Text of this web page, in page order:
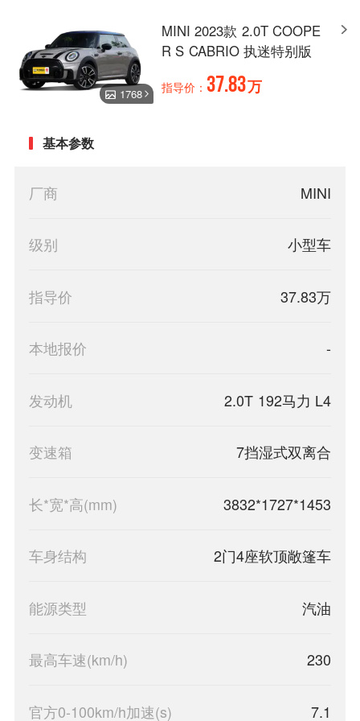
1768
MINI 2023款 2.0T COOPE
R S CABRIO 执迷特别版
指导价： 37.83万
基本参数
厂商 MINI
级别 小型车
指导价 37.83万
本地报价 -
发动机 2.0T 192马力 L4
变速箱 7挡湿式双离合
长*宽*高(mm) 3832*1727*1453
车身结构 2门4座软顶敞篷车
能源类型 汽油
最高车速(km/h) 230
官方0-100km/h加速(s) 7.1